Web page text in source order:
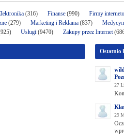
(316) Finanse (990) Firmy
(279) Marketing i Reklama (837)
Usługi (9470) Zakupy przez Internet
Ostatnio
27
29